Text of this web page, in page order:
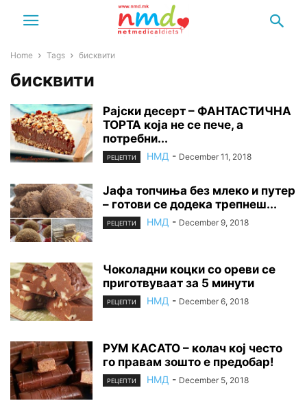
Home Tags бисквити
бисквити
Рајски десерт – ФАНТАСТИЧНА
ТОРТА која не се пече, а
потребни...
РЕЦЕПТИ НМД - December 11, 2018
Јафа топчиња без млеко и путер
– готови се додека трепнеш...
РЕЦЕПТИ НМД - December 9, 2018
Чоколадни коцки со ореви се
приготвуваат за 5 минути
РЕЦЕПТИ НМД - December 6, 2018
РУМ КАСАТО – колач кој често
го правам зошто е предобар!
РЕЦЕПТИ НМД - December 5, 2018